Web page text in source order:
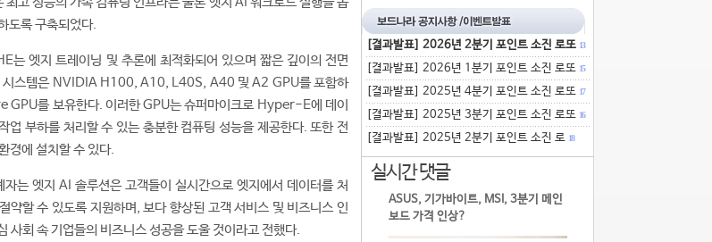
록 구축되었다.
엣지 트레이닝 및 추론에 최적화되어 있으며 짧은 깊이의 전면
시스템은 NVIDIA H100, A10, L40S, A40 및 A2 GPU를 포함하
를 보유한다. 이러한 GPU는 슈퍼마이크로 Hyper-E에 데이
업 부하를 처리할 수 있는 충분한 컴퓨팅 성능을 제공한다. 또한 전
경에 설치할 수 있다.
는 엣지 AI 솔루션은 고객들이 실시간으로 엣지에서 데이터를 처
약할 수 있도록 지원하며, 보다 향상된 고객 서비스 및 비즈니스 인
사회 속 기업들의 비즈니스 성공을 도울 것이라고 전했다.
[결과발표] 2026년 2분기 포인트 소진 로또 13
[결과발표] 2026년 1분기 포인트 소진 로또 15
[결과발표] 2025년 4분기 포인트 소진 로또 17
[결과발표] 2025년 3분기 포인트 소진 로또 16
[결과발표] 2025년 2분기 포인트 소진 로 18
실시간 댓글
ASUS, 기가바이트, MSI, 3분기 메인
보드 가격 인상?